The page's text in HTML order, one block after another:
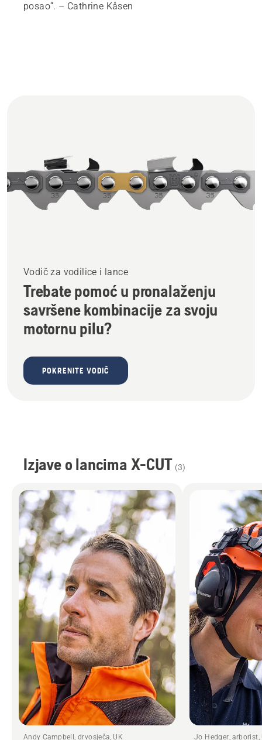
posao“. – Cathrine Kåsen
Vodič za vodilice i lance
Trebate pomoć u pronalaženju
savršene kombinacije za svoju
motornu pilu?
POKRENITE VODIČ
Izjave o lancima X-CUT (3)
Andy Campbell, drvosječa, UK Jo Hedger, arborist,